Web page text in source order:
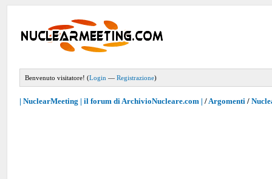
Benvenuto visitatore! (Login —Registrazione)
| NuclearMeeting | il forum di ArchivioNucleare.com | /Argomenti /